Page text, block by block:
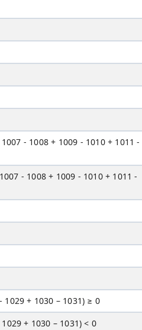
- 1008 + 1009 - 1010 + 1011 -
- 1008 + 1009 - 1010 + 1011 -
+ 1030 – 1031) ≥ 0
+ 1030 – 1031) < 0